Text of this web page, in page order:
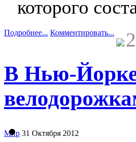
которого
Подробнее... Комментировать...
В Нью-Йорке
Мир 31 Октября 2012